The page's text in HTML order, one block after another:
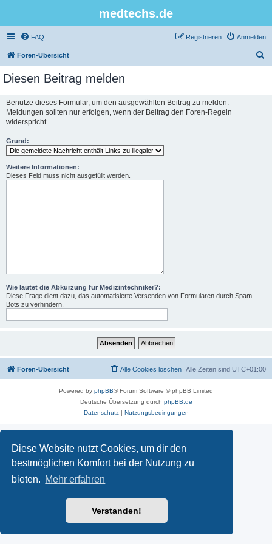
Diese Website nutzt Cookies, um dir den
bestmöglichen Komfort bei der Nutzung zu
bieten. Mehr erfahren
Verstanden!
medtechs.de
FAQ Anmelden
Registrieren
Foren-Übersicht
Diesen Beitrag melden
Benutze dieses Formular, um den ausgewählten Beitrag zu melden.
Meldungen sollten nur erfolgen, wenn der Beitrag den Foren-Regeln
widerspricht.
Grund:
Weitere Informationen:
Dieses Feld muss nicht ausgefüllt werden.
Wie lautet die Abkürzung für Medizintechniker?:
Diese Frage dient dazu, das automatisierte Versenden von Formularen durch Spam-
Bots zu verhindern.
Foren-Übersicht Alle Zeiten sind UTC+01:00
Alle Cookies löschen
Powered by phpBB® Forum Software © phpBB Limited
Deutsche Übersetzung durch phpBB.de
Datenschutz| Nutzungsbedingungen